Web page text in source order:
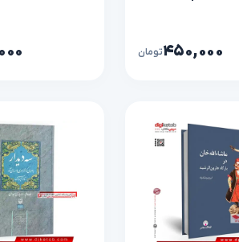
۴۵۰,۰۰۰تومان